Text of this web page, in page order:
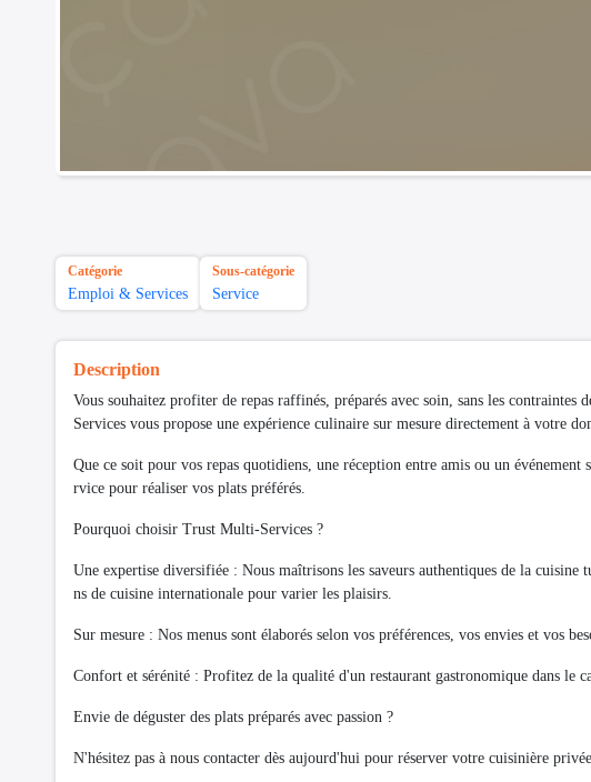
Catégorie
Emploi & Services
Sous-catégorie
Service
Description
Vous souhaitez profiter de repas raffinés, préparés avec soin, sans les contraintes
Services vous propose une expérience culinaire sur mesure directement à votre
Que ce soit pour vos repas quotidiens, une réception entre amis ou un
rvice pour réaliser vos plats préférés.
Pourquoi choisir Trust Multi-Services ?
Une expertise diversifiée : Nous maîtrisons les saveurs authentiques de la
ns de cuisine internationale pour varier les plaisirs.
Sur mesure : Nos menus sont élaborés selon vos préférences, vos envies et vos
Confort et sérénité : Profitez de la qualité d'un restaurant gastronomique dans le
Envie de déguster des plats préparés avec passion ?
N'hésitez pas à nous contacter dès aujourd'hui pour réserver votre cuisinière